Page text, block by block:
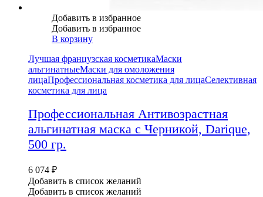
Добавить в избранное
Добавить в избранное
В корзину
Лучшая французская косметикаМаски
альгинатныеМаски для омоложения
лицаПрофессиональная косметика для лицаСелективная
косметика для лица
Профессиональная Антивозрастная
альгинатная маска с Черникой, Darique,
500 гр.
6 074 ₽
Добавить в список желаний
Добавить в список желаний